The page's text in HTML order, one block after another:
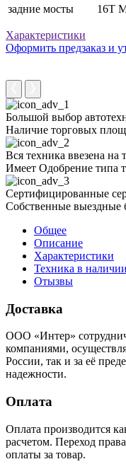
задние мосты
16T
Характеристики
Оформить предзаказ и
Большой выбор
Наличие торговых
Вся техника ввезена
Имеет Одобрение типа
Сертифицированные
Собственные
Общее
Описание
Характеристики
Техника в наличии
Отызвы
Доставка
ООО «Интер»
компаниями,
России, так и за её
надежности.
Оплата
Оплата производится
расчетом. Переход
оплаты за товар.